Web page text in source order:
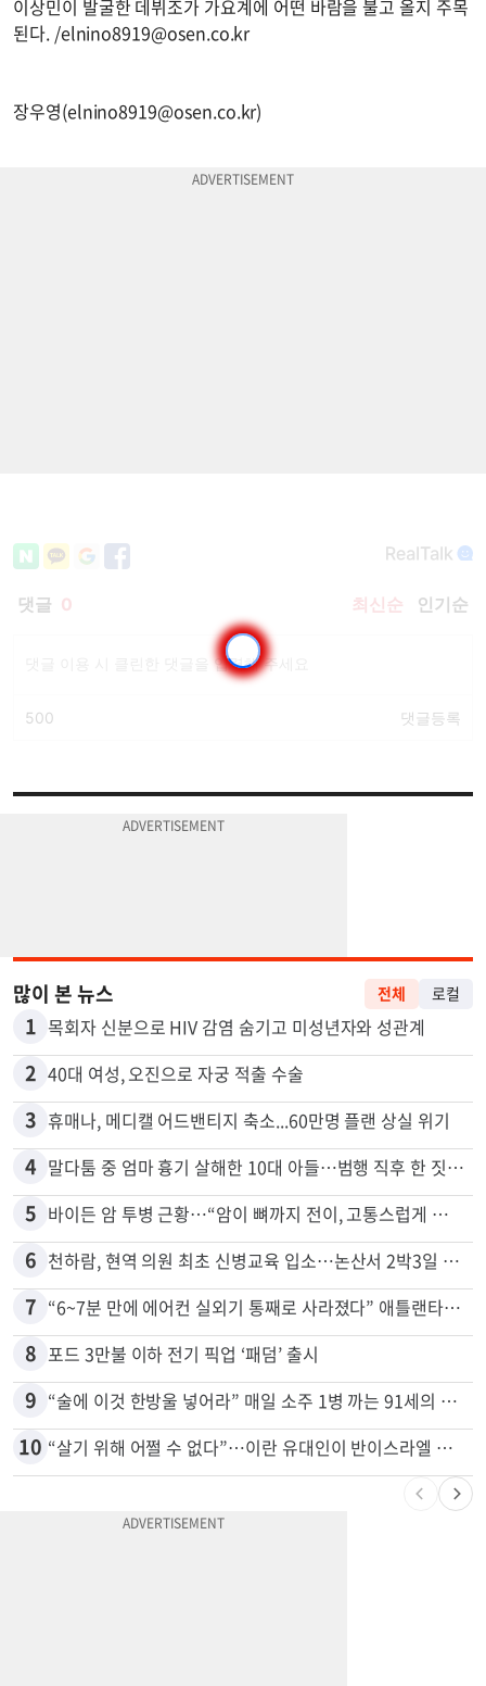
이상민이 발굴한 데뷔조가 가요계에 어떤 바람을 불고 올지 주목
된다. /elnino8919@osen.co.kr
장우영(elnino8919@osen.co.kr)
많이 본 뉴스
1 목회자 신분으로 HIV 감염 숨기고 미성년자와 성관계
2 40대 여성, 오진으로 자궁 적출 수술
3 휴매나, 메디캘 어드밴티지 축소...60만명 플랜 상실 위기
4 말다툼 중 엄마 흉기 살해한 10대 아들…범행 직후 한 짓 충격
5 바이든 암 투병 근황…“암이 뼈까지 전이, 고통스럽게 투병 중”
6 천하람, 현역 의원 최초 신병교육 입소…논산서 2박3일 생활
7
8 포드 3만불 이하 전기 픽업 ‘패덤’ 출시
9 “술에 이것 한방울 넣어라” 매일 소주 1병 까는 91세의 철칙
“살기 위해 어쩔 수 없다”…이란 유대인이 반이스라엘 외치는 까닭